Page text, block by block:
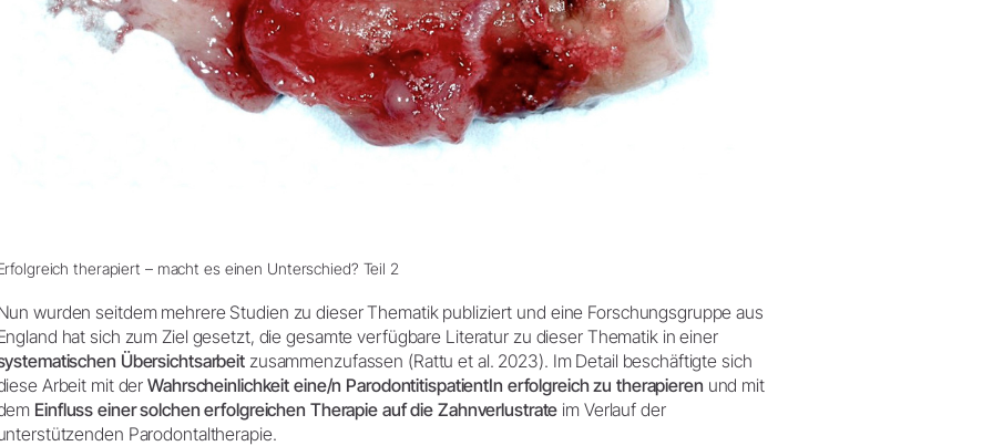
therapiert – macht es einen Unterschied? Teil 2
wurden seitdem mehrere Studien zu dieser Thematik publiziert und eine Forschungsgruppe aus
hat sich zum Ziel gesetzt, die gesamte verfügbare Literatur zu dieser Thematik in einer
Übersichtsarbeit zusammenzufassen (Rattu et al. 2023). Im Detail beschäftigte sich
Arbeit mit derWahrscheinlichkeit eine/n ParodontitispatientIn erfolgreich zu therapieren und mit
Einfluss einer solchen erfolgreichen Therapie auf die Zahnverlustrate im Verlauf der
Parodontaltherapie.